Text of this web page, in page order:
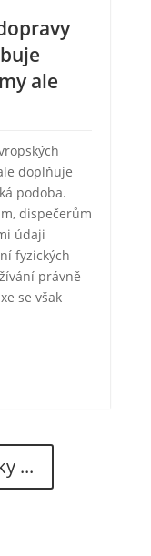
ale
doplňuje
podoba.
dispečerům
údaji
fyzických
právně
se však
...